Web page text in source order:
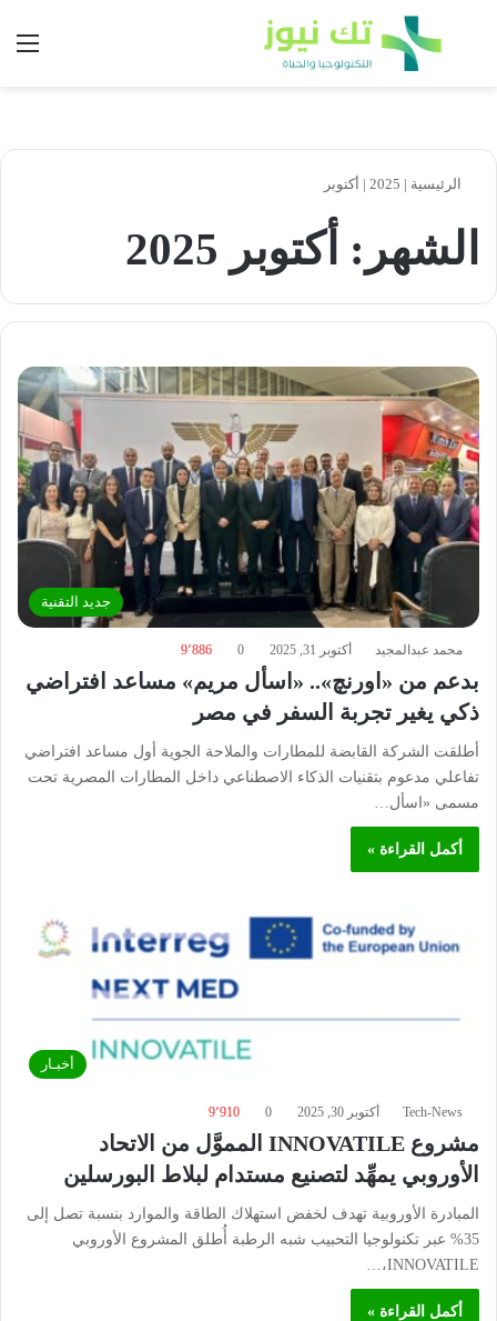
بحث عن
الرئيسية |
2025
| أكتوبر
الشهر: أكتوبر 2025
جديد التقنية
محمد عبدالمجيد أكتوبر 31, 2025 0 9٬886
بدعم من «اورنچ».. «اسأل مريم» مساعد افتراضي
ذكي يغير تجربة السفر في مصر
أطلقت الشركة القابضة للمطارات والملاحة الجوية أول مساعد افتراضي
تفاعلي مدعوم بتقنيات الذكاء الاصطناعي داخل المطارات المصرية تحت
مسمى «اسأل…
أكمل القراءة »
أخبـار
Tech-News أكتوبر 30, 2025 0 9٬910
مشروع INNOVATILE المموَّل من الاتحاد
الأوروبي يمهِّد لتصنيع مستدام لبلاط البورسلين
المبادرة الأوروبية تهدف لخفض استهلاك الطاقة والموارد بنسبة تصل إلى
35% عبر تكنولوجيا التحبيب شبه الرطبة أُطلق المشروع الأوروبي
INNOVATILE،…
أكمل القراءة »